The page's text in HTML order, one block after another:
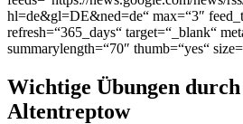
hl=de&gl=DE&ned=de“ max=“3″
refresh=“365_days“ target=“_blank“
summarylength=“70″ thumb=“yes“
Wichtige Übungen
Altentreptow